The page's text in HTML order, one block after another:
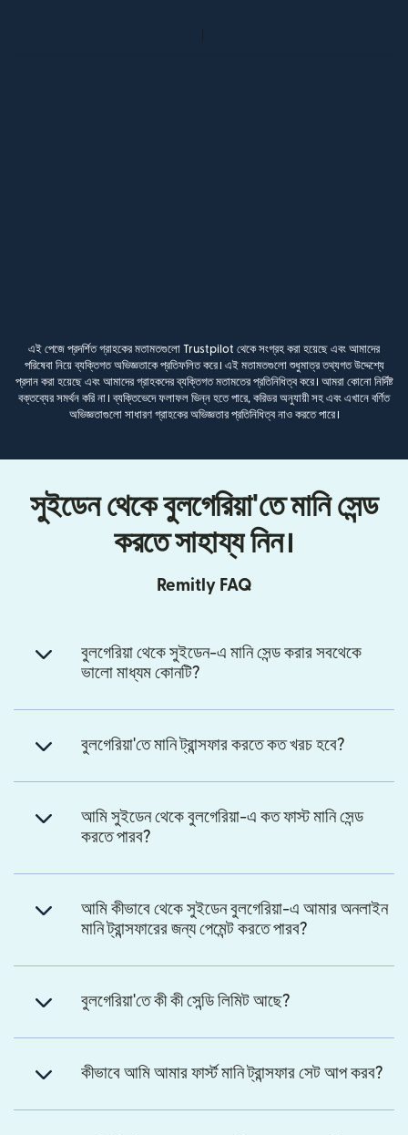
এই পেজে প্রদর্শিত গ্রাহকের মতামতগুলো Trustpilot থেকে সংগ্রহ করা হয়েছে এবং আমাদের
পরিষেবা নিয়ে ব্যক্তিগত অভিজ্ঞতাকে প্রতিফলিত করে। এই মতামতগুলো শুধুমাত্র তথ্যগত উদ্দেশ্যে
প্রদান করা হয়েছে এবং আমাদের গ্রাহকদের ব্যক্তিগত মতামতের প্রতিনিধিত্ব করে। আমরা কোনো নির্দিষ্ট
বক্তব্যের সমর্থন করি না। ব্যক্তিভেদে ফলাফল ভিন্ন হতে পারে, করিডর অনুযায়ী সহ এবং এখানে বর্ণিত
অভিজ্ঞতাগুলো সাধারণ গ্রাহকের অভিজ্ঞতার প্রতিনিধিত্ব নাও করতে পারে।
সুইডেন থেকে বুলগেরিয়া'তে মানি সেন্ড
করতে সাহায্য নিন।
Remitly FAQ
বুলগেরিয়া থেকে সুইডেন-এ মানি সেন্ড করার সবথেকে
ভালো মাধ্যম কোনটি?
বুলগেরিয়া'তে মানি ট্রান্সফার করতে কত খরচ হবে?
আমি সুইডেন থেকে বুলগেরিয়া-এ কত ফাস্ট মানি সেন্ড
করতে পারব?
আমি কীভাবে থেকে সুইডেন বুলগেরিয়া-এ আমার অনলাইন
মানি ট্রান্সফারের জন্য পেমেন্ট করতে পারব?
বুলগেরিয়া'তে কী কী সেন্ডি লিমিট আছে?
কীভাবে আমি আমার ফার্স্ট মানি ট্রান্সফার সেট আপ করব?